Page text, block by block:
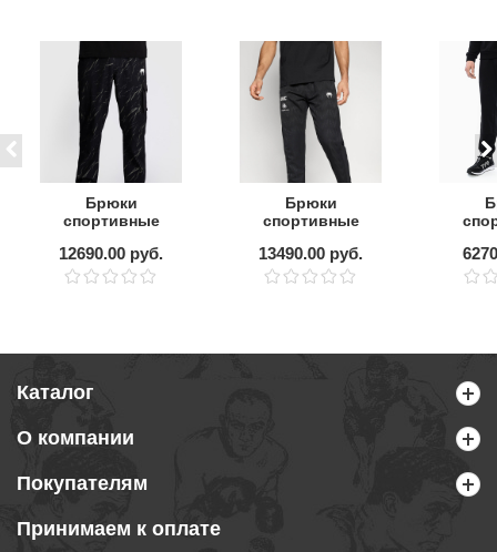
Брюки
спортивные
Black/Stone Sand
12690.00 руб.
Брюки
спортивные
Zenith Fight
Night Black/White
13490.00 руб.
Каталог
О компании
Покупателям
Принимаем к оплате